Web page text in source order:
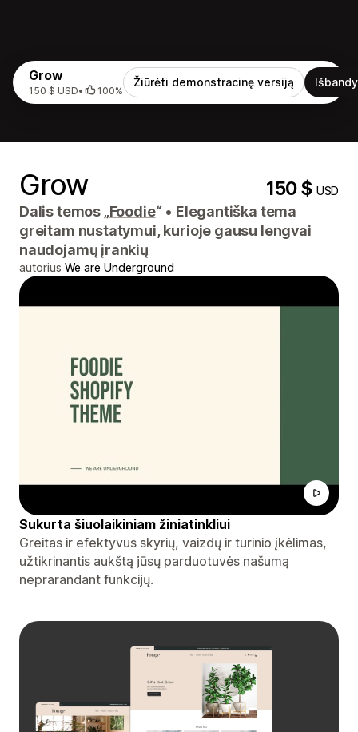
Grow
150 $ USD• 100%
Žiūrėti demonstracinę versiją
Grow 150 $USD
Dalis temos „Foodie“ • Elegantiška tema
greitam nustatymui, kurioje gausu lengvai
naudojamų įrankių
autorius We are Underground
Sukurta šiuolaikiniam žiniatinkliui
Greitas ir efektyvus skyrių, vaizdų ir turinio įkėlimas,
užtikrinantis aukštą jūsų parduotuvės našumą
neprarandant funkcijų.